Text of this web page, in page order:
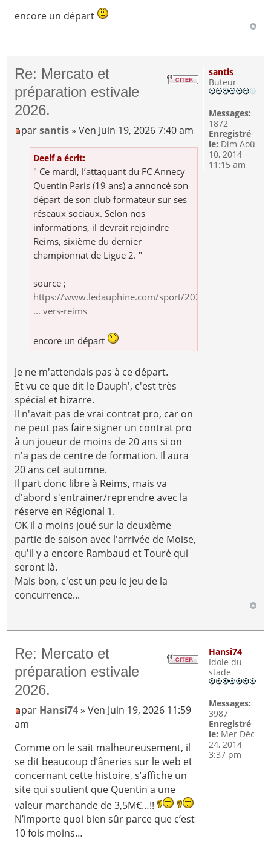
encore un départ
Re: Mercato et
préparation estivale
2026.
parsantis » Ven Juin 19, 2026 7:40 am
Deelf a écrit:
" Ce mardi, l’attaquant du FC Annecy
Quentin Paris (19 ans) a annoncé son
départ de son club formateur sur ses
réseaux sociaux. Selon nos
informations, il devrait rejoindre
Reims, sixième du dernier
championnat de Ligue 2. "
source ;
https://www.ledauphine.com/sport/2026/0
... vers-reims
encore un départ
Je ne m'attendais pas à ce départ.
Et vu ce que dit le Dauph', c'est très
spécial et bizarre.
Il n'avait pas de vrai contrat pro, car on
ne peut pas faire signer un contrat pro
à un joueur de moins de 20 ans si on
n'a pas de centre de formation. Il aura
20 ans cet automne.
Il part donc libre à Reims, mais va
d'abord s'entrainer/reprendre avec la
réserve en Régional 1.
OK il a moins joué sur la deuxième
partie de saison avec l'arrivée de Moise,
qu'il y a encore Rambaud et Touré qui
seront là.
Mais bon, c'est un peu le jeu de la
concurrence...
santis
Buteur
Messages:
1872
Enregistré
le: Dim Aoû
10, 2014
11:15 am
Re: Mercato et
préparation estivale
2026.
par Hansi74» Ven Juin 19, 2026 11:59
am
Comme on le sait malheureusement, il
se dit beaucoup d’âneries sur le web et
concernant cette histoire, s’affiche un
site qui soutient que Quentin a une
valeur marchande de 3,5M€…!!
N’importe quoi bien sûr parce que c’est
10 fois moins…
Hansi74
Idole du
stade
Messages:
3987
Enregistré
le: Mer Déc
24, 2014
3:37 pm